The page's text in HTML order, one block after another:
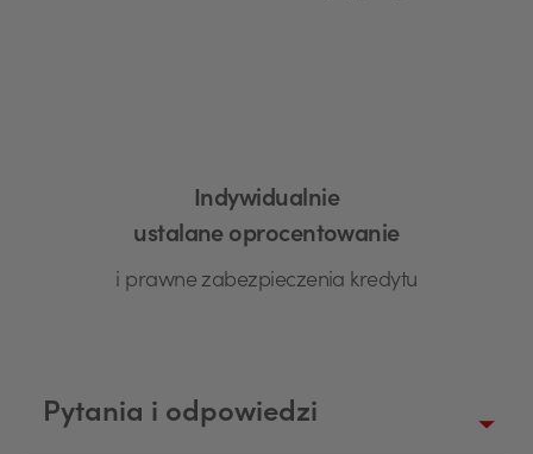
Indywidualnie
ustalane oprocentowanie
i prawne zabezpieczenia kredytu
Pytania i odpowiedzi